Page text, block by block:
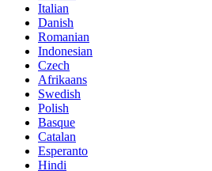
Italian
Danish
Romanian
Indonesian
Czech
Afrikaans
Swedish
Polish
Basque
Catalan
Esperanto
Hindi